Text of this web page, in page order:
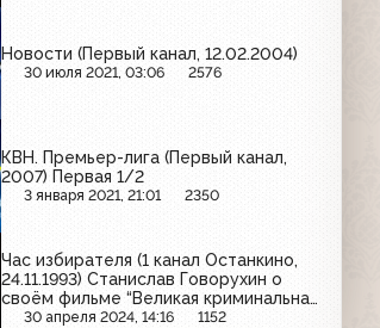
Новости (Первый канал, 12.02.2004)
30 июля 2021, 03:06 2576
КВН. Премьер-лига (Первый канал,
2007) Первая 1/2
3 января 2021, 21:01 2350
Час избирателя (1 канал Останкино,
24.11.1993) Станислав Говорухин о
своём фильме “Великая криминальная
революция”
30 апреля 2024, 14:16 1152